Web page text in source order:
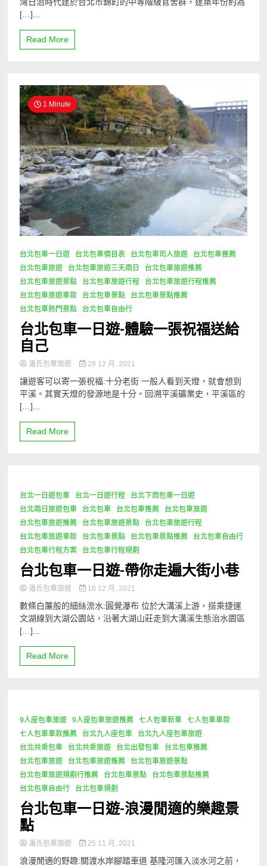
[…]...
Read More
1 Minute
台北包車一日遊 台北包車價目表 台北包車司人旅遊
台北包車推薦
台北包車旅遊
台北包車旅遊三天兩日
台北包車旅遊推薦
台北包車旅遊景點
台北包車旅遊行程
台北包車旅遊行程推薦
台北包車旅遊車款
台北包車景點
台北包車景點推薦
台北包車熱門景點
台北包車自由行
台北包車一日遊-體驗一張祝福送給
自己
潘氏包車旅遊 28 12 月, 2021
讓遊客可以寄一張祝福:十分老街 一般人看到天燈，就會想到
平溪。其實天燈的發源地是十分。回溯平溪礦業史，平溪區的
[…]...
Read More
1 Minute
台北一日遊包車 台北一日遊行程
台北下雨包車一日遊
台北兩日旅遊包車
台北包車 台北包車推薦
台北包車旅遊
台北包車旅遊推薦
台北包車旅遊景點
台北包車旅遊行程
台北包車旅遊車款
台北包車景點 台北包車景點推薦
台北包車自由行
台北包車行程方案
台北包車行程規劃
台北包車一日遊-帶你走遍大街小巷
潘氏包車旅遊 16 12 月, 2021
數條白簾般的細絲流水:圓覺瀑布 位於大溝溪上游，搭乘捷運
文湖線到大湖公園站，沿著大湖山莊走到大溝溪生態治水園區
[…]...
Read More
1 Minute
9人座包車旅遊 9人座包車旅遊推薦 七人包車新車
七人包車車款
七人包車車款推薦
台北九人座包車
台北九人座包車旅遊
台北共乘包車
台北共乘旅遊 台北出發包車
台北包車推薦
台北包車旅遊
台北包車旅遊推薦
台北包車旅遊景點
台北包車旅遊規劃行推薦
台北包車景點
台北包車景點推薦
台北包車自由行
台北包車規劃
台北包車一日遊-浪漫閒適的樂趣景
點
潘氏包車旅遊 25 11 月, 2021
浪漫閒適的野趣:關渡水岸腳踏車道 基隆河匯入淡水河之前，